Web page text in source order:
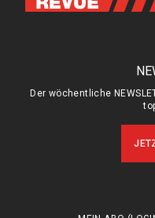
Der wöchentliche